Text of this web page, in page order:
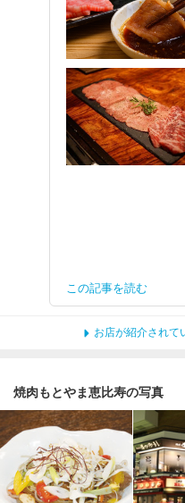
この記事を読む
お店が紹介されて
焼肉もとやま恵比寿の写真